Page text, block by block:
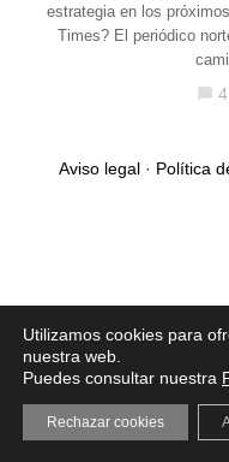
estrategia en los
Times? El periódico
Aviso legal· Política
Utilizamos cookies para
nuestra web.
Puedes consultar nuestra
Rechazar cookies